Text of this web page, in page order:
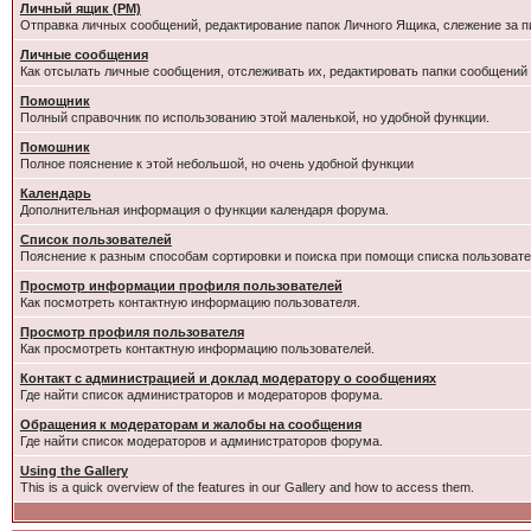
Личный ящик (PM)
Отправка личных сообщений, редактирование папок Личного Ящика, слежение за
Личные сообщения
Как отсылать личные сообщения, отслеживать их, редактировать папки
Помощник
Полный справочник по использованию этой маленькой, но удобной функции.
Помошник
Полное пояснение к этой небольшой, но очень удобной функции
Календарь
Дополнительная информация о функции календаря форума.
Список пользователей
Пояснение к разным способам сортировки и поиска при помощи списка
Просмотр информации профиля пользователей
Как посмотреть контактную информацию пользователя.
Просмотр профиля пользователя
Как просмотреть контактную информацию пользователей.
Контакт с администрацией и доклад модератору о сообщениях
Где найти список администраторов и модераторов форума.
Обращения к модераторам и жалобы на сообщения
Где найти список модераторов и администраторов форума.
Using the Gallery
This is a quick overview of the features in our Gallery and how to access them.